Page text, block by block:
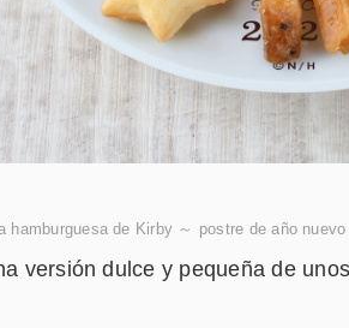
hamburguesa de Kirby ～ postre de año
versión dulce y pequeña de